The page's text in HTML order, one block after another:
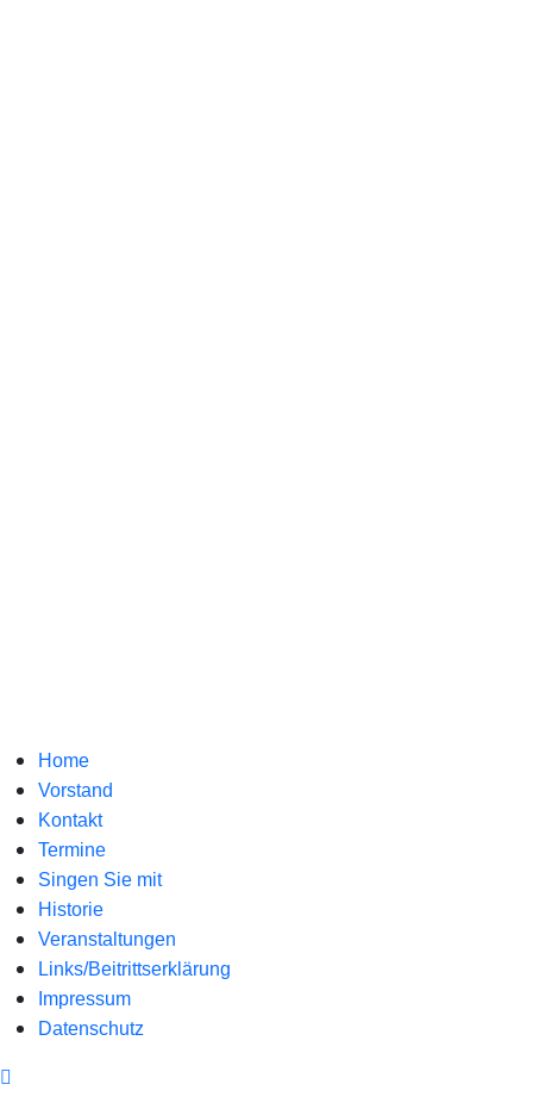
Home
Vorstand
Kontakt
Termine
Singen Sie mit
Historie
Veranstaltungen
Links/Beitrittserklärung
Impressum
Datenschutz